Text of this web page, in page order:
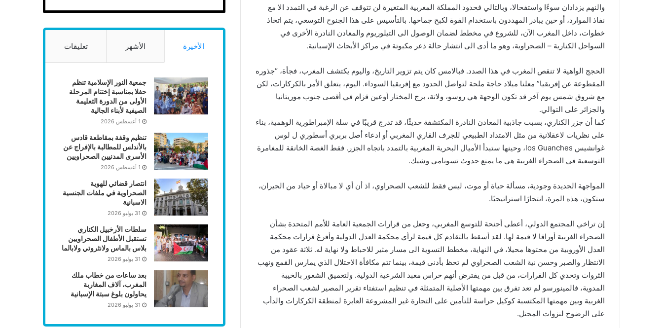
والنهم يزدادان سوءًا واستفحالا، وبالتالي فحدود المملكة المغربية المتغيرة لن تتوقف عن الرغبة في التمدد الا مع
نفاذ الموارد، أو حين يبادر المهددون باستخدام القوة لكبح جماحها. بالتأسيس على هذا الجنوح التوسعي، يتم اتخاذ
خطوات، داخل المغرب الآن، للشروع في مخطط لضمان الوصول الى التيلوريوم والمعادن النادرة الأخرى في
السواحل الكنارية – الصحراوية، وهو ما أدى الى انتشار حالة ذعر مكبوتة في مراكز الأبحاث الإسبانية.
الحجج الواهية لا تنقص المغرب في هذا الصدد. فبالامس كان يتم تزوير التاريخ، واليوم يكتشف المغرب، فجأة، “جذوره
المقطوعة عن إفريقيا” معلنا ميلاد حاجة ملحة لتواصل الحدود مع إفريقيا السوداء. اليوم، يتعلق الأمر بالكركارات، لكن
مع شروق شمس يوم آخر قد تكون الوجهة هي روسو، ولاتة، برج المختار أوعين قزام في أقصى جنوب موريتانيا
والجزائر على التوالي.
كما أن جزر الكناري، بسبب جاذبية المعادن النادرة المكتشفة حديثًا، قد تدرج قريبًا في سلة الإمبراطورية الوهمية، بناء
على نظريات لاعقلانية من مثل الامتداد الطبيعي للجرف القاري المغربي أو ادعاء أصل بربري أسطوري ل لوس
غوانشيس los Guanches، وحينها ستبدأ الأميال البحرية المغربية بالتمدد باتجاه الجزر. فقط الغصة الخانقة للمغامرة
التوسعية في الصحراء الغربية هي ما يمنع حدوث تسونامي وشيك.
المواجهة الجديدة وجودية، مسألة حياة أو موت، ليس فقط للشعب الصحراوي، اذ أن أي لا مبالاة أو حياد من الجيران،
ستكون، هذه المرة، انتحارًا استراتيجيًا.
إن تراخي المجتمع الدولي، أعطى أجنحة للتوسع المغربي، وجعل من قرارات الجمعية العامة للأمم المتحدة بشأن
الصحراء الغربية أوراقا لا قيمة لها. لقد أسقط بالتقادم كل قيمة لرأي محكمة العدل الدولية وأفرغ قرارات محكمة
العدل الأوروبية من محتوها محيلا، في النهاية، مخطط التسوية الى مسار مثير للاحباط ولا نهاية له. ثلاثة عقود من
الانتظار والصبر وحسن نية الشعب الصحراوي لم تحظ بأدنى قيمة، بينما تتم مكافأة الاحتلال الذي يمارس القمع ونهب
الثروات وتحدي كل القرارات، من قبل من يفترض أنهم حراس معبد الشرعية الدولية. ولتعميق الشعور بالخيبة
المدوية، فالمينورسو لم تعد تفرق بين مهمتها الأصلية المتمثلة في تنظيم استفتاء تقرير المصير لشعب الصحراء
الغربية وبين مهمتها المكتسبة كوكيل حراسة للتأمين على التجارة غير المشروعة العابرة لمنطقة الكركارات والدأب
على الرضوخ لنزوات المحتل.
الأخيرة الأشهر تعليقات
جمعية النور الإسلامية تنظم
حفلا بمناسبة إختتام المرحلة
الأولى من الدورة التعليمة
الصيفية لأبناء الجالية
1 أغسطس 2026
تنظيم وقفة بمقاطعة قادس
بالأندلس للمطالبة بالإفراج عن
الأسرى المدنيين الصحراويين
1 أغسطس 2026
انتصار قضائي للهوية
الصحراوية في ملفات الجنسية
الاسبانية
31 يوليو 2026
سلطات الأرخبيل الكناري
تستقبل الأطفال الصحراويين
بلاس بالماس ولانثروتي ولابالما
31 يوليو 2026
بعد ساعات من خطاب ملك
المغرب، آلاف المغاربة
يحاولون بلوغ سبتة الإسبانية
31 يوليو 2026